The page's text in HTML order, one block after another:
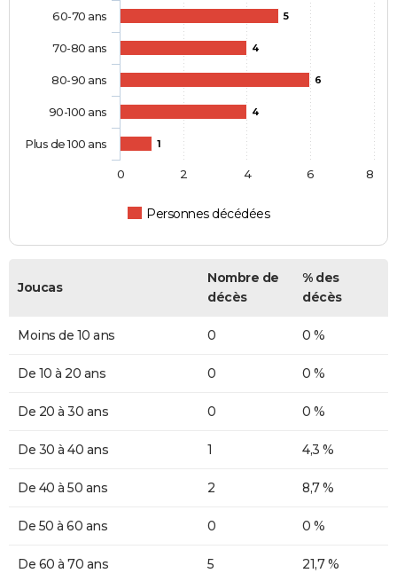
5
4
6
4
1
Personnes décédées
60-70 ans
70-80 ans
80-90 ans
90-100 ans
Plus de 100 ans
0 2 4 6 8
Joucas
Nombre de
décès
% des
décès
Moins de 10 ans 0 0 %
De 10 à 20 ans 0 0 %
De 20 à 30 ans 0 0 %
De 30 à 40 ans 1 4,3 %
De 40 à 50 ans 2 8,7 %
De 50 à 60 ans 0 0 %
De 60 à 70 ans 5 21,7 %